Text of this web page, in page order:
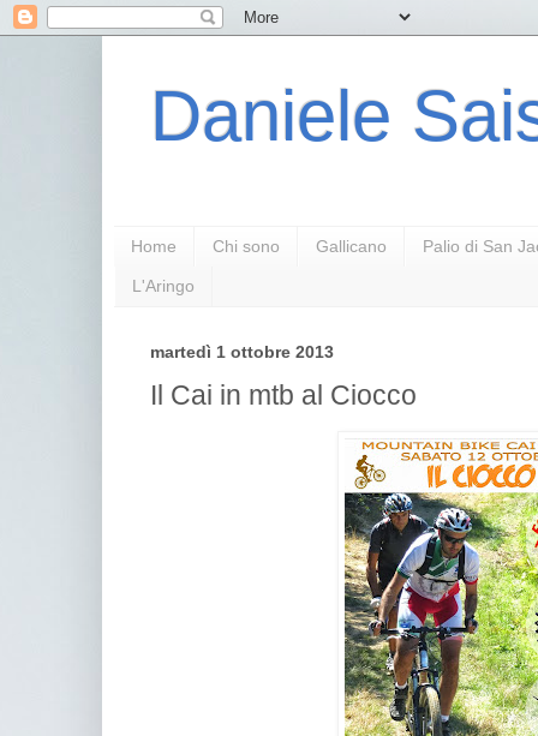
Daniele
Home Chi sono Gallicano Palio di San
L'Aringo
martedì 1 ottobre 2013
Il Cai in mtb al Ciocco